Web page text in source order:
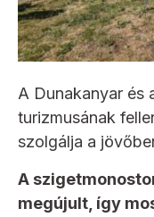
A Dunakanyar és
turizmusának
szolgálja a
A
megújult, így